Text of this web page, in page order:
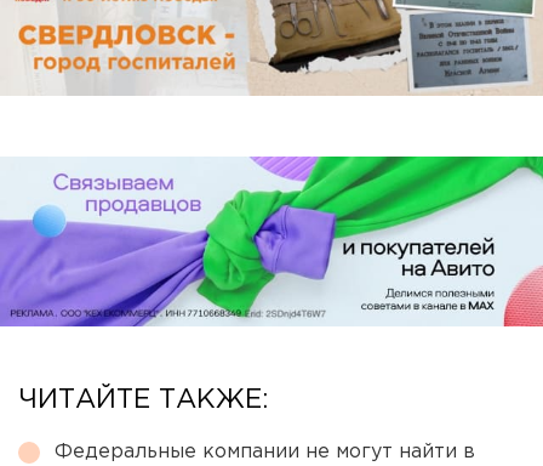
ЧИТАЙТЕ ТАКЖЕ:
Федеральные компании не могут найти в